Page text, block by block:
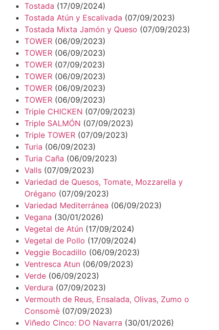
Tostada (17/09/2024)
Tostada Atún y Escalivada (07/09/2023)
Tostada Mixta Jamón y Queso (07/09/2023)
TOWER (06/09/2023)
TOWER (06/09/2023)
TOWER (07/09/2023)
TOWER (06/09/2023)
TOWER (06/09/2023)
TOWER (06/09/2023)
Triple CHICKEN (07/09/2023)
Triple SALMÓN (07/09/2023)
Triple TOWER (07/09/2023)
Turia (06/09/2023)
Turia Caña (06/09/2023)
Valls (07/09/2023)
Variedad de Quesos, Tomate, Mozzarella y
Orégano (07/09/2023)
Variedad Mediterránea (06/09/2023)
Vegana (30/01/2026)
Vegetal de Atún (17/09/2024)
Vegetal de Pollo (17/09/2024)
Veggie Bocadillo (06/09/2023)
Ventresca Atun (06/09/2023)
Verde (06/09/2023)
Verdura (07/09/2023)
Vermouth de Reus, Ensalada, Olivas, Zumo o
Consomè (07/09/2023)
Viñedo Cinco: DO Navarra (30/01/2026)